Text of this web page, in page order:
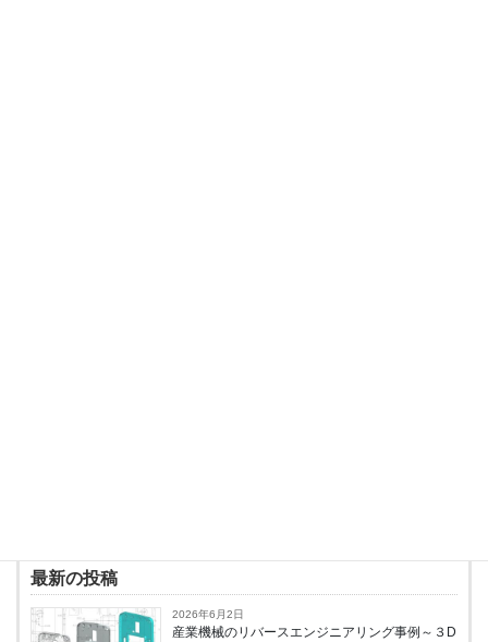
最新の投稿
2026年6月2日
産業機械のリバースエンジニアリング事例～３D